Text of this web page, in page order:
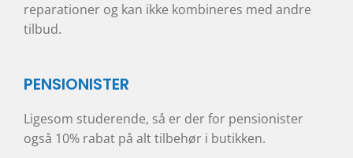
reparationer og kan ikke kombineres med andre
tilbud.
PENSIONISTER
Ligesom studerende, så er der for pensionister
også 10% rabat på alt tilbehør i butikken.